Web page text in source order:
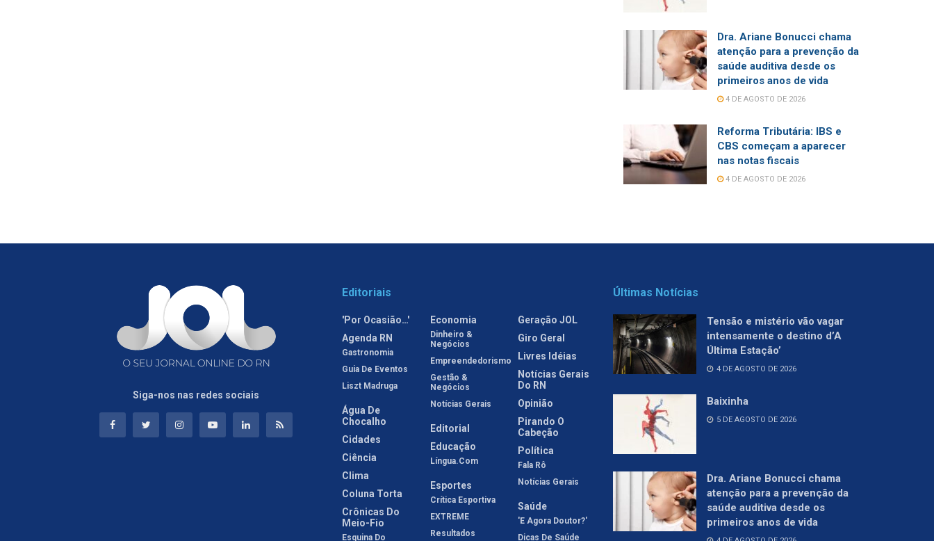
Dra. Ariane Bonucci chama
atenção para a prevenção da
saúde auditiva desde os
primeiros anos de vida
4 DE AGOSTO DE 2026
Reforma Tributária: IBS e
CBS começam a aparecer
nas notas fiscais
4 DE AGOSTO DE 2026
Siga-nos nas redes sociais
Editoriais
'Por Ocasião…'
Agenda RN
Gastronomia
Guia De Eventos
Liszt Madruga
Água De
Chocalho
Cidades
Ciência
Clima
Coluna Torta
Crônicas Do
Meio-Fio
Esquina Do
Economia
Dinheiro &
Negócios
Empreendedorismo
Gestão &
Negócios
Notícias Gerais
Editorial
Educação
Língua.com
Esportes
Crítica Esportiva
EXTREME
Resultados
Geração JOL
Giro Geral
Livres Idéias
Notícias Gerais
Do RN
Opinião
Pirando O
Cabeção
Política
Fala Rô
Notícias Gerais
Saúde
'E Agora Doutor?'
Dicas De Saúde
Últimas Notícias
Tensão e mistério vão vagar
intensamente o destino d’A
Última Estação’
4 DE AGOSTO DE 2026
Baixinha
5 DE AGOSTO DE 2026
Dra. Ariane Bonucci chama
atenção para a prevenção da
saúde auditiva desde os
primeiros anos de vida